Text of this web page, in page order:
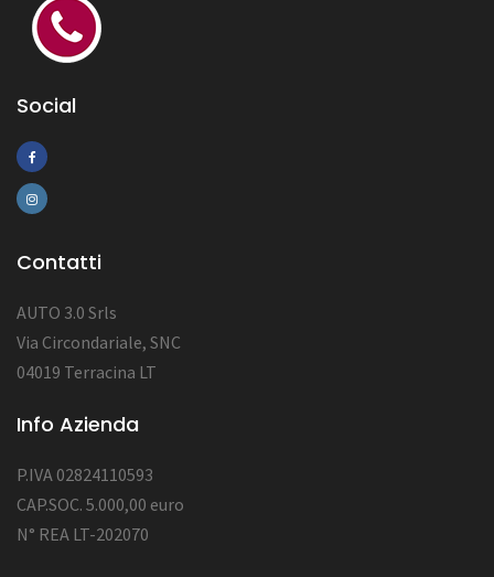
Social
Contatti
AUTO 3.0 Srls
Via Circondariale, SNC
04019 Terracina LT
Info Azienda
P.IVA 02824110593
CAP.SOC. 5.000,00 euro
N° REA LT-202070